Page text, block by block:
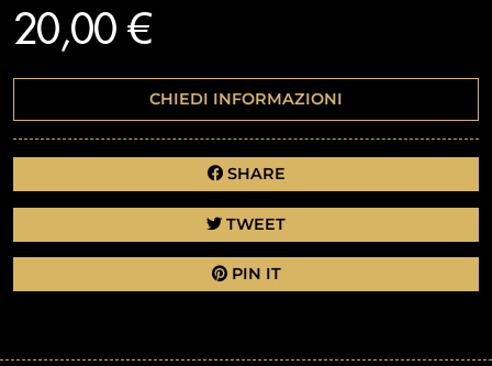
20,00 €
CHIEDI INFORMAZIONI
SHARE
TWEET
PIN IT